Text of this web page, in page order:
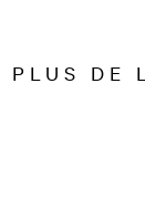
PLUS DE